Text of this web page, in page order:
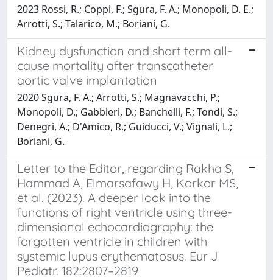
2023 Rossi, R.; Coppi, F.; Sgura, F. A.; Monopoli, D. E.;
Arrotti, S.; Talarico, M.; Boriani, G.
Kidney dysfunction and short term all-
cause mortality after transcatheter
aortic valve implantation
2020 Sgura, F. A.; Arrotti, S.; Magnavacchi, P.;
Monopoli, D.; Gabbieri, D.; Banchelli, F.; Tondi, S.;
Denegri, A.; D'Amico, R.; Guiducci, V.; Vignali, L.;
Boriani, G.
Letter to the Editor, regarding Rakha S,
Hammad A, Elmarsafawy H, Korkor MS,
et al. (2023). A deeper look into the
functions of right ventricle using three-
dimensional echocardiography: the
forgotten ventricle in children with
systemic lupus erythematosus. Eur J
Pediatr. 182:2807–2819